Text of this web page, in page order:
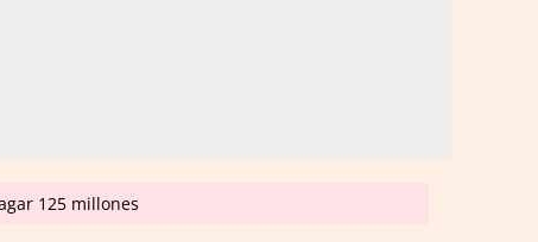
125 millones